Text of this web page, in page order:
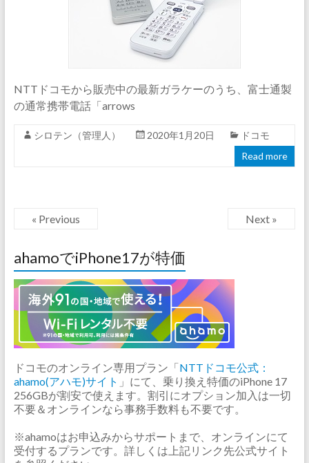
NTTドコモから販売中の最新ガラケーのうち、富士通製
の通常携帯電話「arrows
シロテン（管理人） 2020年1月20日
ドコモ
Read more
« Previous Next »
ahamoでiPhone17が特価
ドコモのオンライン専用プラン「NTTドコモ公式：
ahamo(アハモ)サイト 」にて、乗り換え特価のiPhone 17
256GBが割安で使えます。割引にオプション加入は一切
不要＆オンラインなら事務手数料も不要です。
※ahamoはお申込みからサポートまで、オンラインにて
受付するプランです。詳しくは上記リンク先公式サイト